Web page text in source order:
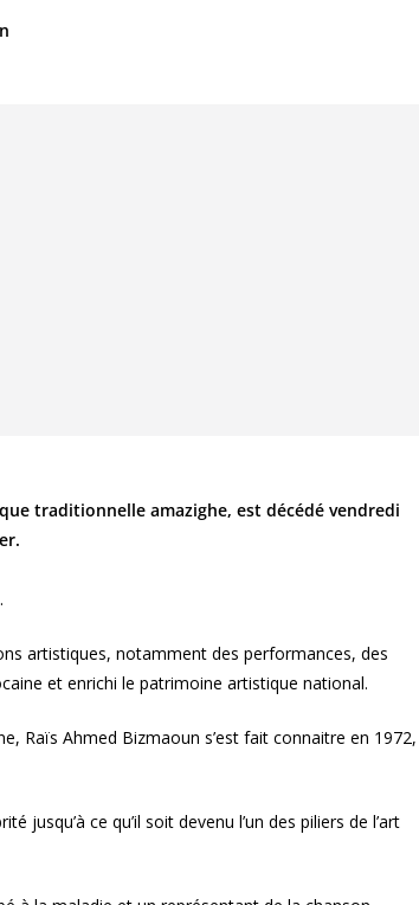
traditionnelle amazighe, est décédé vendredi
artistiques, notamment des performances, des
et enrichi le patrimoine artistique national.
Raïs Ahmed Bizmaoun s’est fait connaitre en 1972,
jusqu’à ce qu’il soit devenu l’un des piliers de l’art